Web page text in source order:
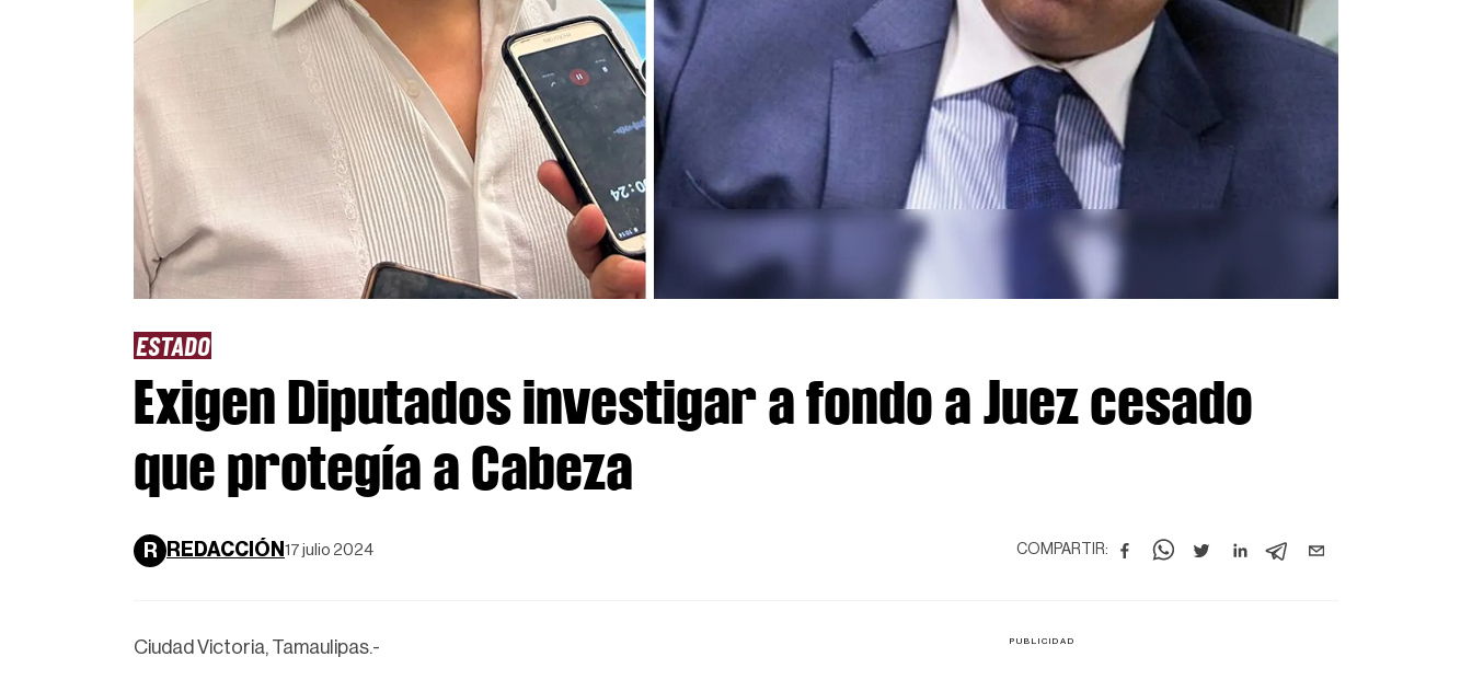
ESTADO
Exigen Diputados investigar a fondo a Juez cesado
que protegía a Cabeza
R REDACCIÓN 17 julio 2024 COMPARTIR:
Ciudad Victoria, Tamaulipas.-